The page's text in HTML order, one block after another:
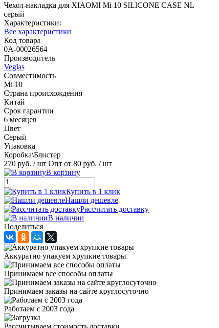
Чехол-накладка для XIAOMI Mi 10 SILICONE CASE NL
серый
Характеристики:
Все характеристики
Код товара
0А-00026564
Производитель
Veglas
Совместимость
Mi 10
Страна происхождения
Китай
Срок гарантии
6 месяцев
Цвет
Серый
Упаковка
Коробка\Блистер
270 руб. / шт Опт от 80 руб. / шт
В корзину
Купить в 1 клик
Нашли дешевле
Рассчитать доставку
В наличии
Поделиться
Аккуратно упакуем хрупкие товары
Принимаем все способы оплаты
Принимаем заказы на сайте круглосуточно
Работаем с 2003 года
Рассчитываем стоимость доставки